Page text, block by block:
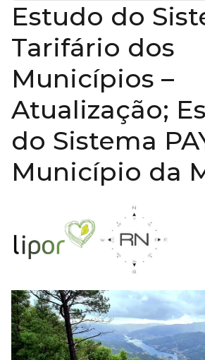
Estudo do
Tarifário dos
Municípios –
Atualização;
do Sistema
Município da